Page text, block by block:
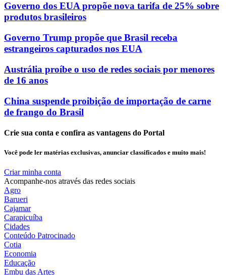
Governo dos EUA propõe nova tarifa de 25% sobre
produtos brasileiros
Governo Trump propõe que Brasil receba
estrangeiros capturados nos EUA
Austrália proíbe o uso de redes sociais por menores
de 16 anos
China suspende proibição de importação de carne
de frango do Brasil
Crie sua conta e confira as vantagens do Portal
Você pode ler matérias exclusivas, anunciar classificados e muito mais!
Criar minha conta
Acompanhe-nos através das redes sociais
Agro
Barueri
Cajamar
Carapicuíba
Cidades
Conteúdo Patrocinado
Cotia
Economia
Educação
Embu das Artes